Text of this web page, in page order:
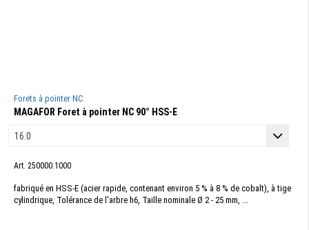
Forets à pointer NC
MAGAFOR Foret à pointer NC 90° HSS-E
Art. 250000.1000
fabriqué en HSS-E (acier rapide, contenant environ 5 % à 8 % de cobalt), à tige
cylindrique, Tolérance de l'arbre h6, Taille nominale Ø 2 - 25 mm, ...